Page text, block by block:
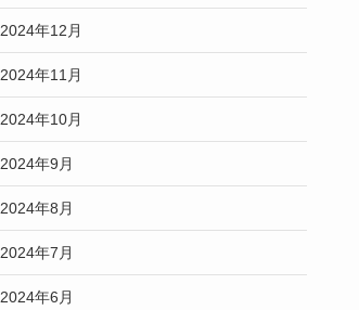
2024年12月
2024年11月
2024年10月
2024年9月
2024年8月
2024年7月
2024年6月